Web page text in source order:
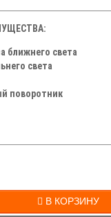
ближнего света
света
поворотник
В КОРЗИНУ